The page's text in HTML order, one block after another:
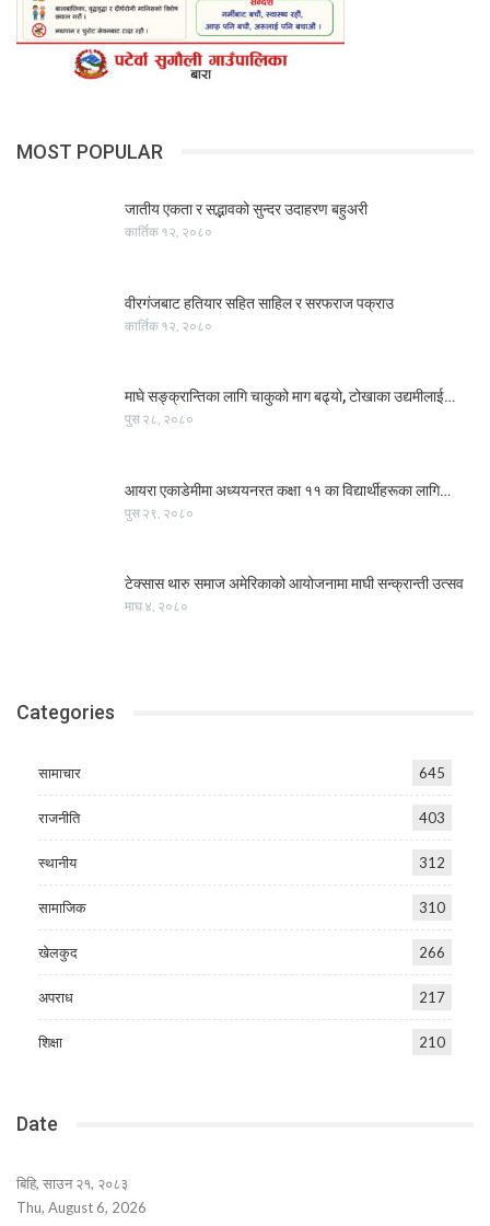
MOST POPULAR
जातीय एकता र सद्भावको सुन्दर उदाहरण बहुअरी
कार्तिक १२, २०८०
वीरगंजबाट हतियार सहित साहिल र सरफराज पक्राउ
कार्तिक १२, २०८०
माघे सङ्क्रान्तिका लागि चाकुको माग बढ्यो, टोखाका उद्यमीलाई…
पुस २८, २०८०
आयरा एकाडेमीमा अध्ययनरत कक्षा ११ का विद्यार्थीहरूका लागि…
पुस २९, २०८०
टेक्सास थारु समाज अमेरिकाको आयोजनामा माघी सन्क्रान्ती उत्सव
माघ ४, २०८०
Categories
सामाचार 645
राजनीति 403
स्थानीय 312
सामाजिक 310
खेलकुद 266
अपराध 217
शिक्षा 210
Date
बिहि, साउन २१, २०८३
Thu, August 6, 2026